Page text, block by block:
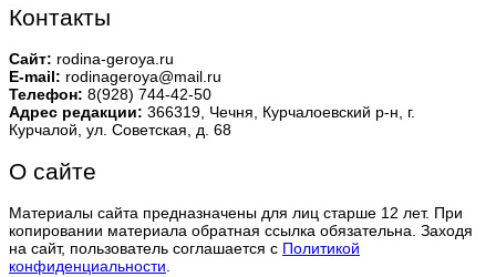
Контакты
Сайт: rodina-geroya.ru
E-mail: rodinageroya@mail.ru
Телефон: 8(928) 744-42-50
Адрес редакции: 366319, Чечня, Курчалоевский р-н, г.
Курчалой, ул. Советская, д. 68
О сайте
Материалы сайта предназначены для лиц старше 12 лет. При
копировании материала обратная ссылка обязательна. Заходя
на сайт, пользователь соглашается с Политикой
конфиденциальности